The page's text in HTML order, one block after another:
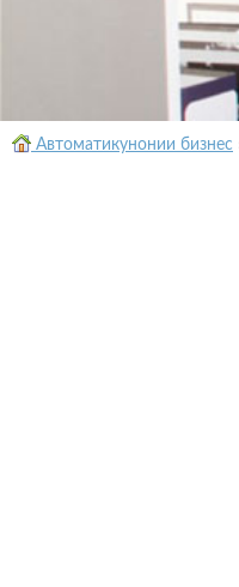
Автоматикунонии бизнес